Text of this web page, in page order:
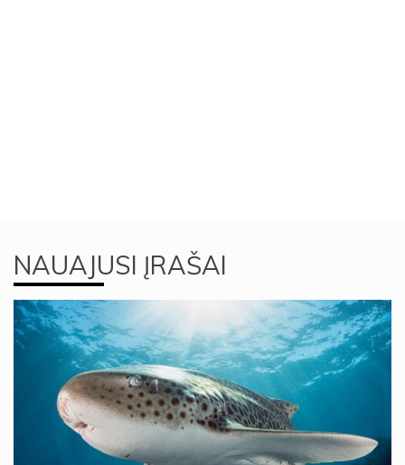
NAUAJUSI ĮRAŠAI